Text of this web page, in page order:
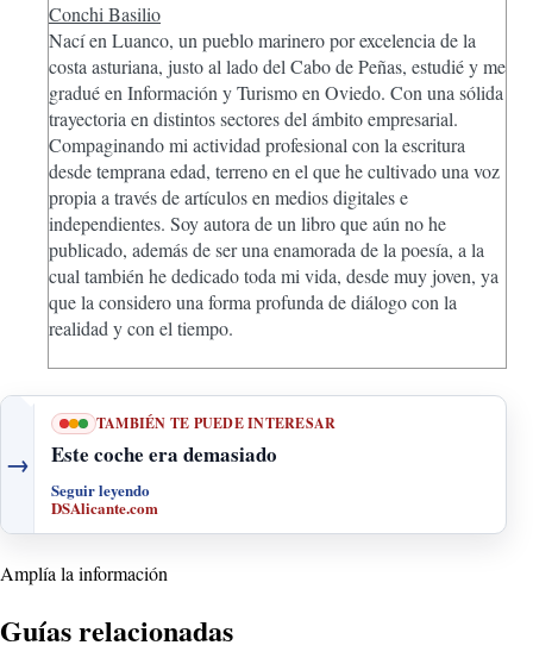
Conchi Basilio
Nací en Luanco, un pueblo marinero por excelencia de la
costa asturiana, justo al lado del Cabo de Peñas, estudié y me
gradué en Información y Turismo en Oviedo. Con una sólida
trayectoria en distintos sectores del ámbito empresarial.
Compaginando mi actividad profesional con la escritura
desde temprana edad, terreno en el que he cultivado una voz
propia a través de artículos en medios digitales e
independientes. Soy autora de un libro que aún no he
publicado, además de ser una enamorada de la poesía, a la
cual también he dedicado toda mi vida, desde muy joven, ya
que la considero una forma profunda de diálogo con la
realidad y con el tiempo.
→
TAMBIÉN TE PUEDE INTERESAR
Este coche era demasiado
Seguir leyendo
DSAlicante.com
Amplía la información
Guías relacionadas